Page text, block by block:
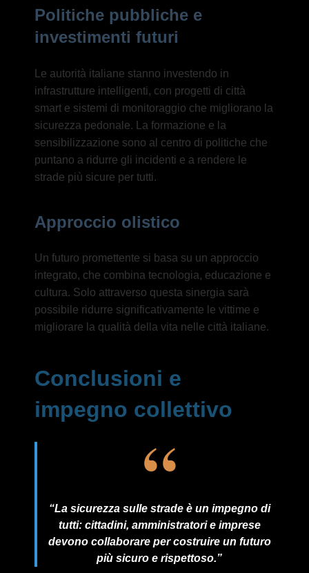
Politiche pubbliche e
investimenti futuri
Le autorità italiane stanno investendo in
infrastrutture intelligenti, con progetti di città
smart e sistemi di monitoraggio che migliorano la
sicurezza pedonale. La formazione e la
sensibilizzazione sono al centro di politiche che
puntano a ridurre gli incidenti e a rendere le
strade più sicure per tutti.
Approccio olistico
Un futuro promettente si basa su un approccio
integrato, che combina tecnologia, educazione e
cultura. Solo attraverso questa sinergia sarà
possibile ridurre significativamente le vittime e
migliorare la qualità della vita nelle città italiane.
Conclusioni e
impegno collettivo
“La sicurezza sulle strade è un impegno di
tutti: cittadini, amministratori e imprese
devono collaborare per costruire un futuro
più sicuro e rispettoso.”